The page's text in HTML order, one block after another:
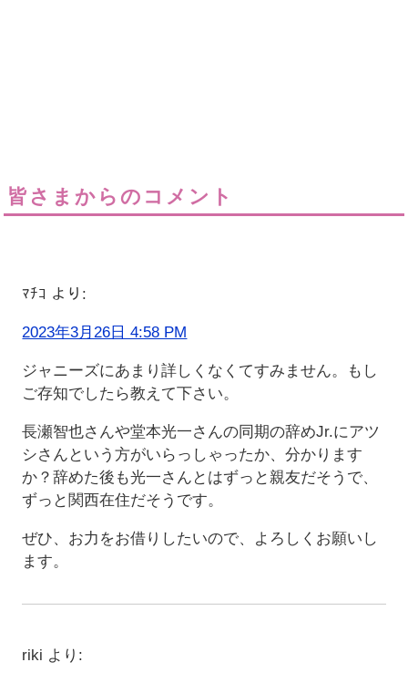
皆さまからのコメント
ﾏﾁｺ より:
2023年3月26日 4:58 PM
ジャニーズにあまり詳しくなくてすみません。もし
ご存知でしたら教えて下さい。
長瀬智也さんや堂本光一さんの同期の辞めJr.にアツ
シさんという方がいらっしゃったか、分かります
か？辞めた後も光一さんとはずっと親友だそうで、
ずっと関西在住だそうです。
ぜひ、お力をお借りしたいので、よろしくお願いし
ます。
riki より: